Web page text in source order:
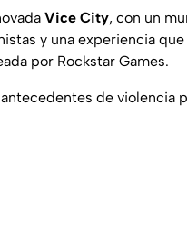
Vice City, con un
y una experiencia
por Rockstar Games.
de violencia